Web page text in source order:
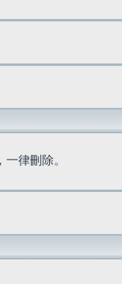
律刪除。